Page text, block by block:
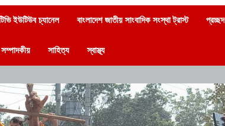
ইউটিউব চ্যানেল বাংলাদেশ জাতীয় সাংবাদিক সংস্থা ট্রাস্ট প্রচ্ছদ
সম্পাদকীয় সাহিত্য স্বাস্থ্য